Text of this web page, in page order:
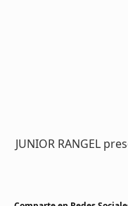
JUNIOR RANGEL